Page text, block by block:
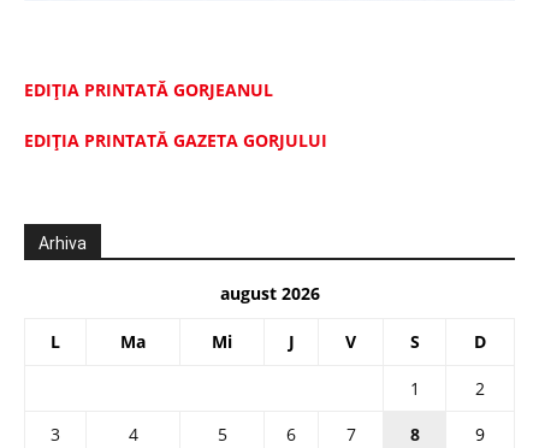
EDIȚIA PRINTATĂ GORJEANUL
EDIŢIA PRINTATĂ GAZETA GORJULUI
Arhiva
august 2026
L Ma Mi J V S D
1
2
3
4 5 6 7 8
9